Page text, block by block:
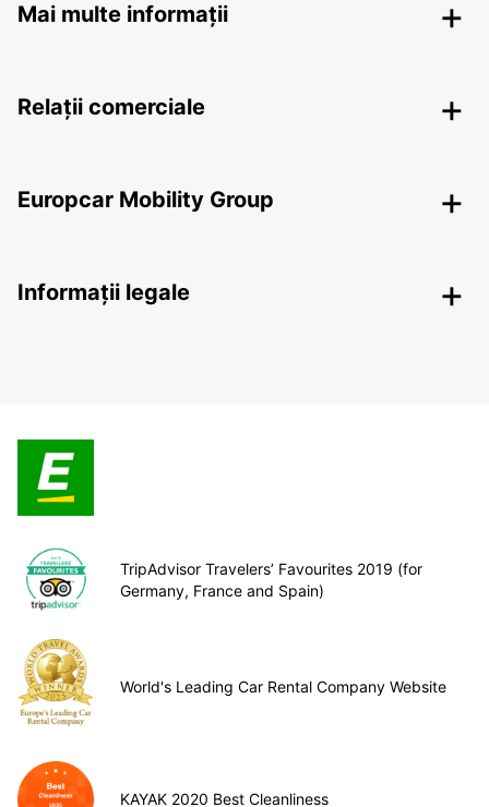
Mai multe informații
Relații comerciale
Europcar Mobility Group
Informații legale
TripAdvisor Travelers’ Favourites 2019 (for
Germany, France and Spain)
World's Leading Car Rental Company Website
KAYAK 2020 Best Cleanliness